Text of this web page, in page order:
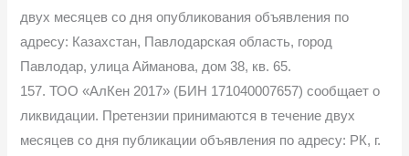
двух месяцев со дня опубликования объявления по
адресу: Казахстан, Павлодарская область, город
Павлодар, улица Айманова, дом 38, кв. 65.
157. ТОО «АлКен 2017» (БИН 171040007657) сообщает о
ликвидации. Претензии принимаются в течение двух
месяцев со дня публикации объявления по адресу: РК, г.